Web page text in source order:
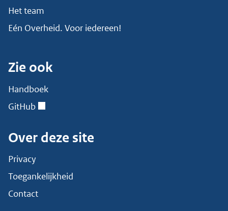
Het team
Eén Overheid. Voor iedereen!
Zie ook
Handboek
GitHub
Over deze site
Privacy
Toegankelijkheid
Contact